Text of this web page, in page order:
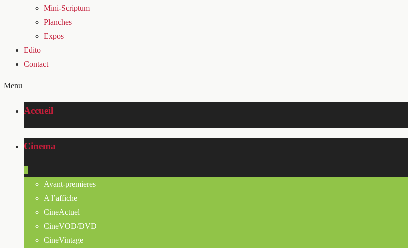
Mini-Scriptum
Planches
Expos
Edito
Contact
Menu
Accueil
Cinema
+
Avant-premieres
A l’affiche
CineActuel
CineVOD/DVD
CineVintage